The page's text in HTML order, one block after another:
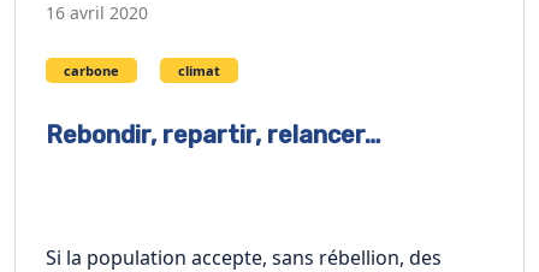
16 avril 2020
carbone climat
Rebondir, repartir, relancer…
Si la population accepte, sans rébellion, des